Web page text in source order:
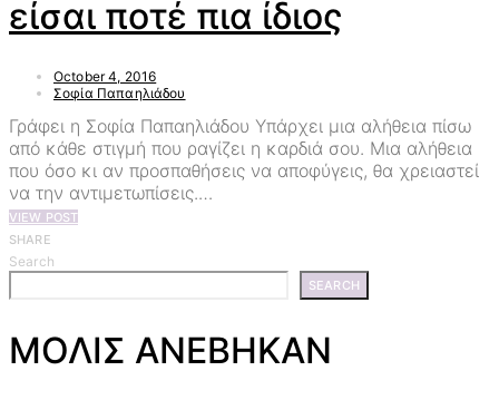
είσαι ποτέ πια ίδιος
October 4, 2016
Σοφία Παπαηλιάδου
Γράφει η Σοφία Παπαηλιάδου Υπάρχει μια αλήθεια πίσω
από κάθε στιγμή που ραγίζει η καρδιά σου. Μια αλήθεια
που όσο κι αν προσπαθήσεις να αποφύγεις, θα χρειαστεί
να την αντιμετωπίσεις.…
VIEW POST
SHARE
Search
SEARCH
ΜΟΛΙΣ ΑΝΕΒΗΚΑΝ